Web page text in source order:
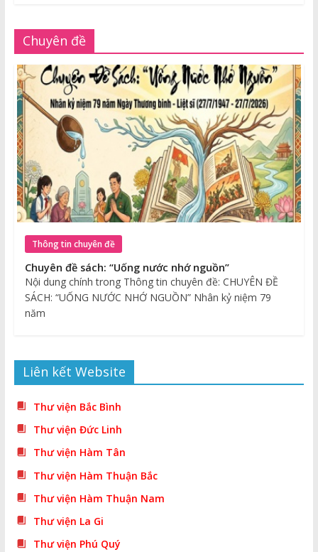
Chuyên đề
Thông tin chuyên đề
Chuyên đề sách: “Uống nước nhớ nguồn”
Nội dung chính trong Thông tin chuyên đề: CHUYÊN ĐỀ
SÁCH: “UỐNG NƯỚC NHỚ NGUỒN” Nhân kỷ niệm 79
năm
Liên kết Website
Thư viện Bắc Bình
Thư viện Đức Linh
Thư viện Hàm Tân
Thư viện Hàm Thuận Bắc
Thư viện Hàm Thuận Nam
Thư viện La Gi
Thư viện Phú Quý